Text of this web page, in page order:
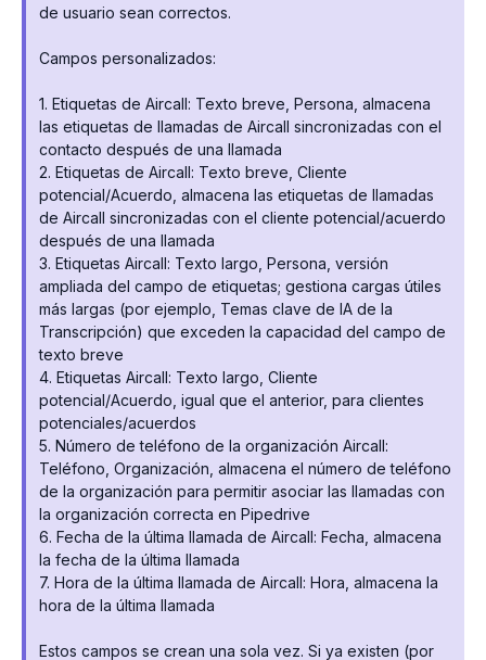
de usuario sean correctos.
Campos personalizados:
1. Etiquetas de Aircall: Texto breve, Persona, almacena
las etiquetas de llamadas de Aircall sincronizadas con el
contacto después de una llamada
2. Etiquetas de Aircall: Texto breve, Cliente
potencial/Acuerdo, almacena las etiquetas de llamadas
de Aircall sincronizadas con el cliente potencial/acuerdo
después de una llamada
3. Etiquetas Aircall: Texto largo, Persona, versión
ampliada del campo de etiquetas; gestiona cargas útiles
más largas (por ejemplo, Temas clave de IA de la
Transcripción) que exceden la capacidad del campo de
texto breve
4. Etiquetas Aircall: Texto largo, Cliente
potencial/Acuerdo, igual que el anterior, para clientes
potenciales/acuerdos
5. Número de teléfono de la organización Aircall:
Teléfono, Organización, almacena el número de teléfono
de la organización para permitir asociar las llamadas con
la organización correcta en Pipedrive
6. Fecha de la última llamada de Aircall: Fecha, almacena
la fecha de la última llamada
7. Hora de la última llamada de Aircall: Hora, almacena la
hora de la última llamada
Estos campos se crean una sola vez. Si ya existen (por